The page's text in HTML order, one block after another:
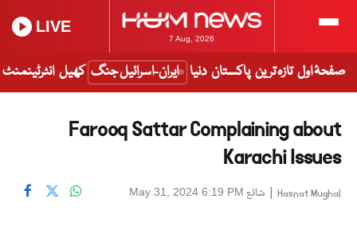
7 Aug, 2026
LIVE
صفحۂ اول تازہ ترین پاکستان دنیا ایران-اسرائیل جنگ کھیل انٹرٹینمنٹ
Farooq Sattar Complaining about
Karachi Issues
Hasnat Mughal
| شائع May 31, 2024 6:19 PM